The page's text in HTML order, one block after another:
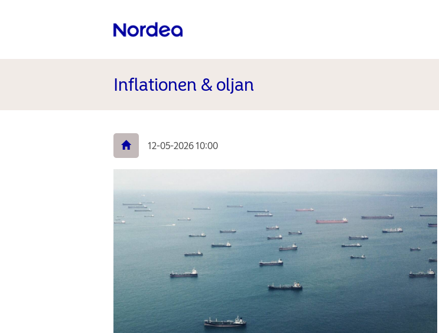
Inflationen & oljan
12-05-2026 10:00